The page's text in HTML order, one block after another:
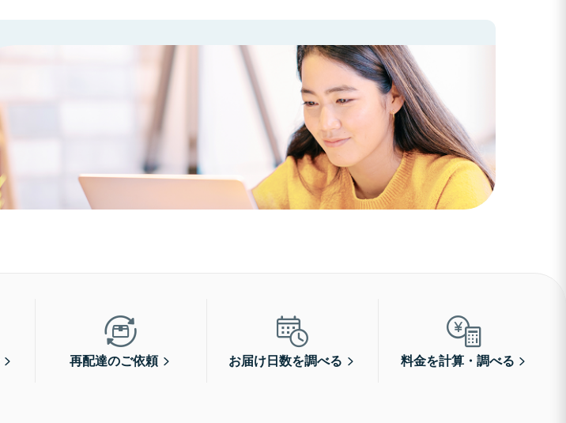
再配達のご依頼 お届け日数を調べる 料金を計算・調べる